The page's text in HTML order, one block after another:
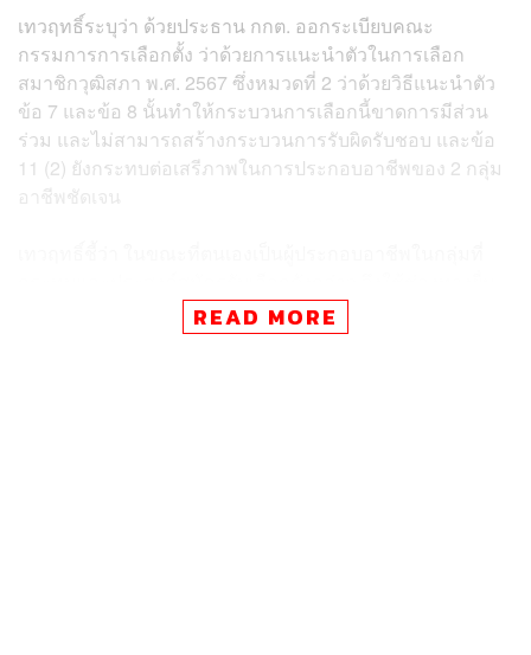
เทวฤทธิ์ระบุว่า ด้วยประธาน กกต. ออกระเบียบคณะ
กรรมการการเลือกตั้ง ว่าด้วยการแนะนำตัวในการเลือก
สมาชิกวุฒิสภา พ.ศ. 2567 ซึ่งหมวดที่ 2 ว่าด้วยวิธีแนะนำตัว
ข้อ 7 และข้อ 8 นั้นทำให้กระบวนการเลือกนี้ขาดการมีส่วน
ร่วม และไม่สามารถสร้างกระบวนการรับผิดรับชอบ และข้อ
11 (2) ยังกระทบต่อเสรีภาพในการประกอบอาชีพของ 2 กลุ่ม
อาชีพชัดเจน
คำร้องคดีปกครองอิเล็กทรอนิกส์สำหรับประชาชนนี้เพื่อขอ
ให้ศาลเพิกถอนระเบียบดังกล่าว และขอให้มีคำสั่งกำหนด
READ MORE